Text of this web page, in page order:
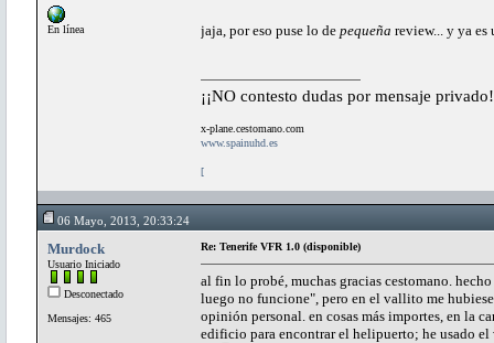
En línea jaja, por eso puse lo de pequeña review... y ya
¡¡NO contesto dudas por mensaje
x-plane.cestomano.com
www.spainuhd.es
[
06 Mayo, 2013, 20:33:24
Murdock
Usuario Iniciado
Desconectado
Mensajes: 465
Re: Tenerife VFR 1.0 (disponible)
al fin lo probé, muchas gracias cestomano.
luego no funcione", pero en el vallito me
opinión personal. en cosas más importes, en la
edificio para encontrar el helipuerto; he usado